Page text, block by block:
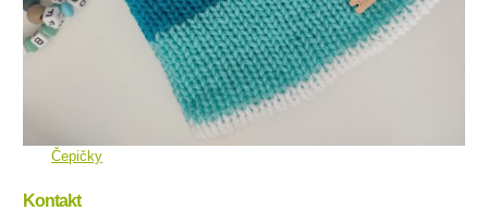
Čepičky
Kontakt